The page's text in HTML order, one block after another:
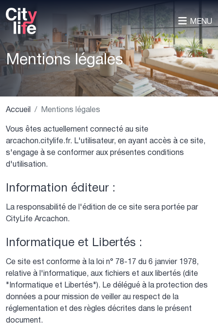
MENU
Mentions légales
Accueil
Mentions légales
Vous êtes actuellement connecté au site
arcachon.citylife.fr. L'utilisateur, en ayant accès à ce site,
s'engage à se conformer aux présentes conditions
d'utilisation.
Information éditeur :
La responsabilité de l'édition de ce site sera portée par
CityLife Arcachon.
Informatique et Libertés :
Ce site est conforme à la loi n° 78-17 du 6 janvier 1978,
relative à l'informatique, aux fichiers et aux libertés (dite
"Informatique et Libertés"). Le délégué à la protection des
données a pour mission de veiller au respect de la
réglementation et des règles décrites dans le présent
document.